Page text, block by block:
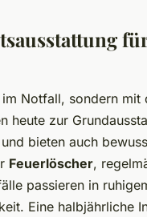
Notfall, sondern
heute zur
bieten auch
Feuerlöscher,
passieren in
Eine halbjährliche